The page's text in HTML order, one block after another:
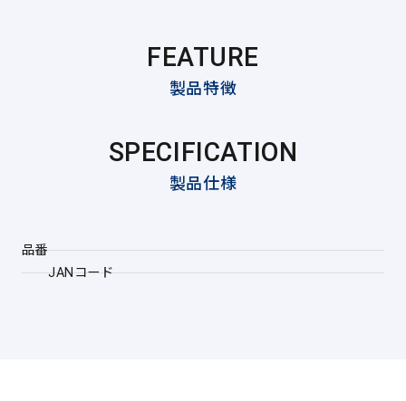
FEATURE
製品特徴
SPECIFICATION
製品仕様
品番
JANコード